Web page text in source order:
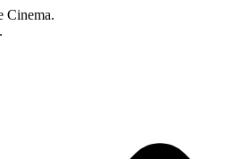
Cinema.
.